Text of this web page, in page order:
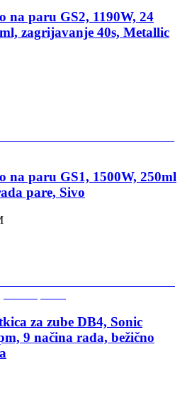
na paru GS2, 1190W, 24
zagrijavanje 40s, Metallic
na paru GS1, 1500W, 250ml
pare, Sivo
za zube DB4, Sonic
9 načina rada, bežično